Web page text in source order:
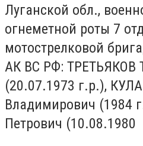
Луганской обл.,
огнеметной роты 7
мотострелковой
АК ВС РФ: ТРЕТЬЯКОВ
(20.07.1973 г.р.),
Владимирович (1984
Петрович (10.08.1980